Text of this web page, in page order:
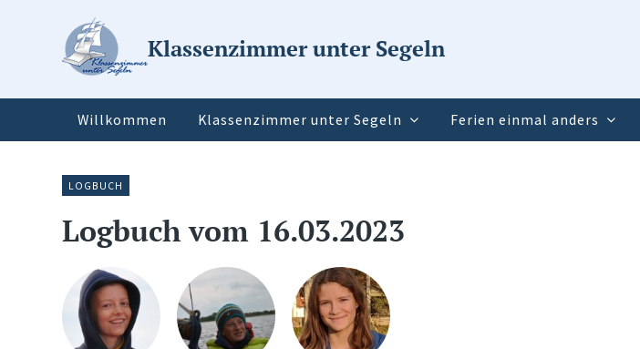
Klassenzimmer unter Segeln
Willkommen Klassenzimmer unter Segeln Ferien einmal anders
LOGBUCH
Logbuch vom 16.03.2023